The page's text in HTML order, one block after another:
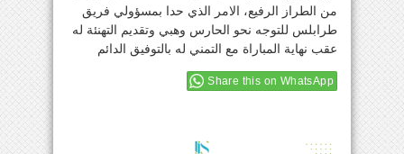
من الطراز الرفيع، الامر الذي حدا بمسؤولي فريق
طرابلس للتوجه نحو الحارس وهبي وتقديم التهنئة له
عقب نهاية المباراة مع التمني له بالتوفيق الدائم
Share this on WhatsApp